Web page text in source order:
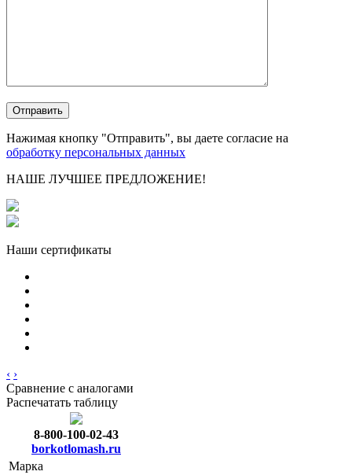
Нажимая кнопку "Отправить", вы даете согласие на
обработку персональных данных
НАШЕ ЛУЧШЕЕ ПРЕДЛОЖЕНИЕ!
Наши сертификаты
‹ ›
Сравнение с аналогами
Распечатать таблицу
8-800-100-02-43
borkotlomash.ru
Марка